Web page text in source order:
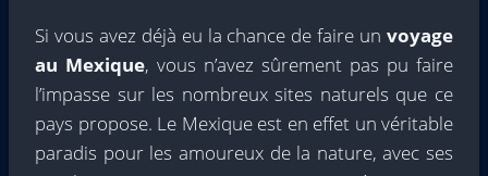
Si vous avez déjà eu la chance de faire un voyage
au Mexique, vous n’avez sûrement pas pu faire
l’impasse sur les nombreux sites naturels que ce
pays propose. Le Mexique est en effet un véritable
paradis pour les amoureux de la nature, avec ses